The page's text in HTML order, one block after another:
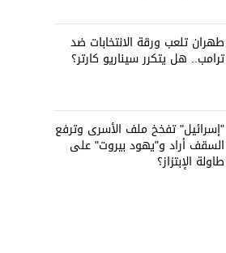
على الطاولة
طهران تلعب ورقة الانتخابات ضد
ترامب.. هل يتكرر سيناريو كارتر؟
"إسرائيل" تفخخ ملف الأسرى وترفع
السقف أراد و"يهود بيروت" على
طاولة الإبتزاز؟